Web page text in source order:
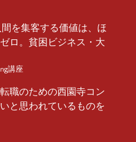
を集客する価値は、ほ
ロ。貧困ビジネス・大
講座
職のための西園寺コン
と思われているものを